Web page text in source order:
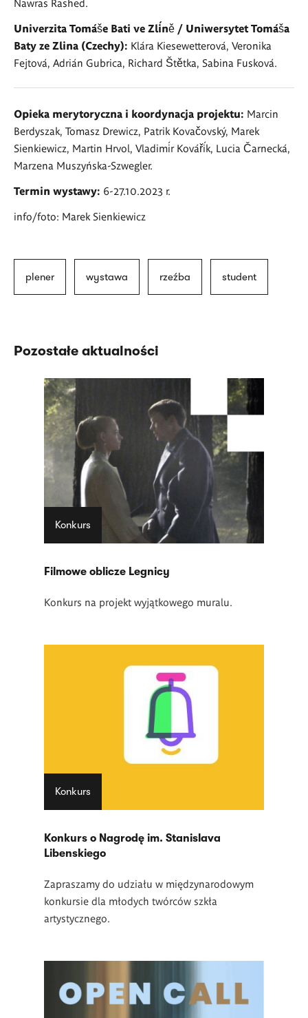
Univerzita Tomáše Bati ve Zlíně / Uniwersytet Tomáša
Baty ze Zlina (Czechy): Klára Kiesewetterová, Veronika
Fejtová, Adrián Gubrica, Richard Štětka, Sabina Fusková.
Opieka merytoryczna i koordynacja projektu: Marcin
Berdyszak, Tomasz Drewicz, Patrik Kovačovský, Marek
Sienkiewicz, Martin Hrvol, Vladimír Kovářík, Lucia Čarnecká,
Marzena Muszyńska-Szwegler.
Termin wystawy: 6-27.10.2023 r.
info/foto: Marek Sienkiewicz
plener wystawa rzeźba student
Pozostałe aktualności
Konkurs
Filmowe oblicze Legnicy
Konkurs na projekt wyjątkowego muralu.
Konkurs
Konkurs o Nagrodę im. Stanislava
Libenskiego
Zapraszamy do udziału w międzynarodowym
konkursie dla młodych twórców szkła
artystycznego.